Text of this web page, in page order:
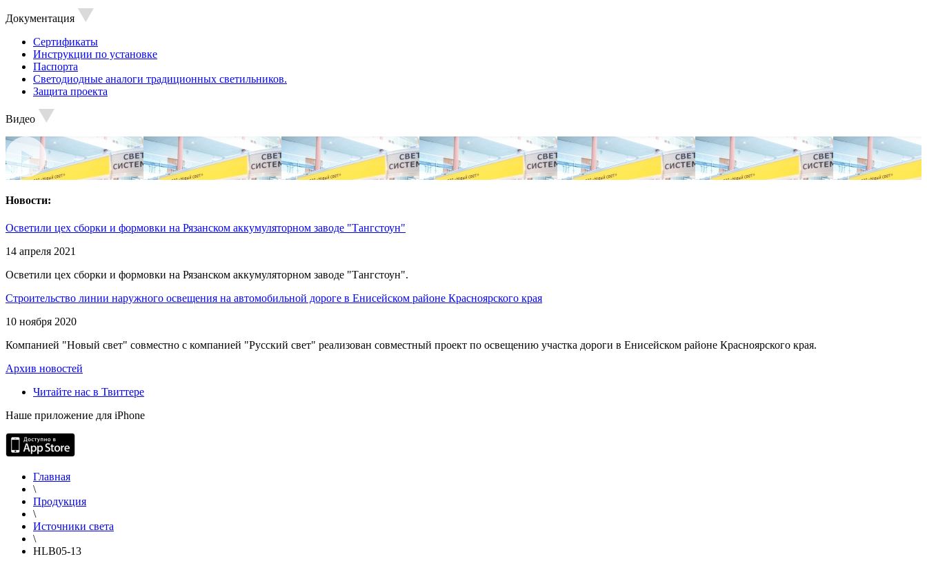
Документация
Сертификаты
Инструкции по установке
Паспорта
Светодиодные аналоги традиционных светильников.
Защита проекта
Видео
Новости:
Осветили цех сборки и формовки на Рязанском аккумуляторном заводе "Тангстоун"
14 апреля 2021
Осветили цех сборки и формовки на Рязанском аккумуляторном заводе "Тангстоун".
Строительство линии наружного освещения на автомобильной дороге в Енисейском районе Красноярского края
10 ноября 2020
Компанией "Новый свет" совместно с компанией "Русский свет" реализован совместный проект по освещению участка дороги в Енисейском районе Красноярского края.
Архив новостей
Читайте нас в Твиттере
Наше приложение для iPhone
Главная
\
Продукция
\
Источники света
\
HLB05-13